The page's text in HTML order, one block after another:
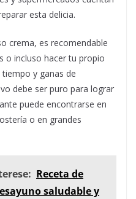
esta delicia.
crema, es recomendable
o incluso hacer tu propio
y ganas de
debe ser puro para lograr
puede encontrarse en
o en grandes
Receta de
saludable y